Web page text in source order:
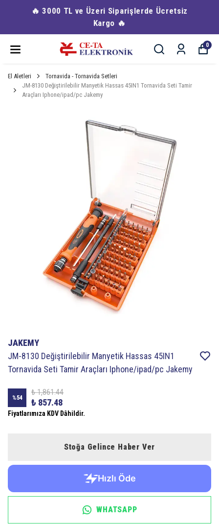
🔥 3000 TL ve Üzeri Siparişlerde Ücretsiz
Kargo 🔥
0
El Aletleri
Tornavida - Tornavida Setleri
JM-8130 Değiştirilebilir Manyetik Hassas 45IN1 Tornavida Seti Tamir
Araçları Iphone/ipad/pc Jakemy
JAKEMY
JM-8130 Değiştirilebilir Manyetik Hassas 45IN1
Tornavida Seti Tamir Araçları Iphone/ipad/pc Jakemy
%54
₺ 1,861.44
₺ 857.48
Fiyatlarımıza KDV Dâhildir.
Stoğa Gelince Haber Ver
WHATSAPP